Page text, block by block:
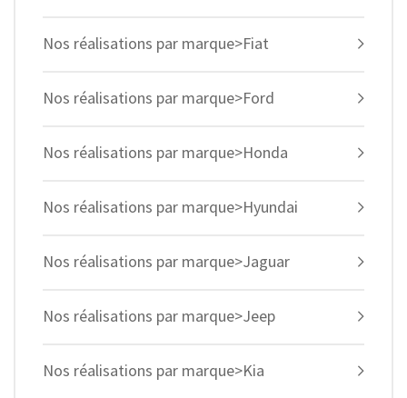
Nos réalisations par marque>Fiat
Nos réalisations par marque>Ford
Nos réalisations par marque>Honda
Nos réalisations par marque>Hyundai
Nos réalisations par marque>Jaguar
Nos réalisations par marque>Jeep
Nos réalisations par marque>Kia